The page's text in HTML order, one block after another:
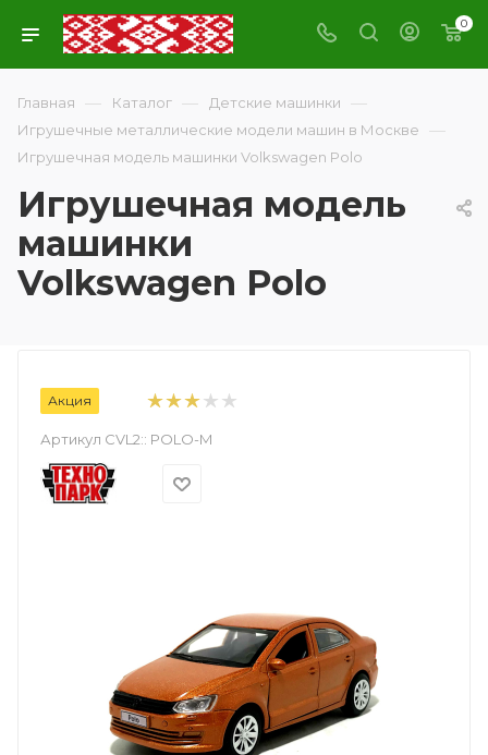
0
Главная — Каталог — Детские машинки —
Игрушечные металлические модели машин в Москве —
Игрушечная модель машинки Volkswagen Polo
Игрушечная модель
машинки
Volkswagen Polo
Акция
Артикул CVL2:: POLO-M